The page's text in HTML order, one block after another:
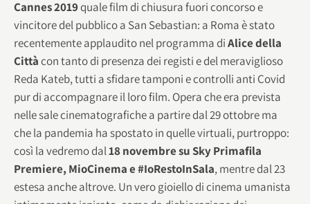
Cannes 2019quale film di chiusura fuori concorso e
vincitore del pubblico a San Sebastian: a Roma è stato
recentemente applaudito nel programma diAlice della
Cittàcon tanto di presenza dei registi e del meraviglioso
Reda Kateb, tutti a sfidare tamponi e controlli anti Covid
pur di accompagnare il loro film. Opera che era prevista
nelle sale cinematografiche a partire dal 29 ottobre ma
che la pandemia ha spostato in quelle virtuali, purtroppo:
così la vedremo dal18 novembre su Sky Primafila
Premiere, MioCinema e #IoRestoInSala, mentre dal 23
estesa anche altrove. Un vero gioiello di cinema umanista